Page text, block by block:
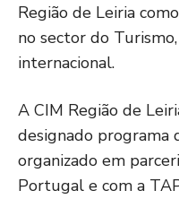
Região de Leiria
no sector do
internacional.
A CIM Região de
designado programa
organizado em
Portugal e com a